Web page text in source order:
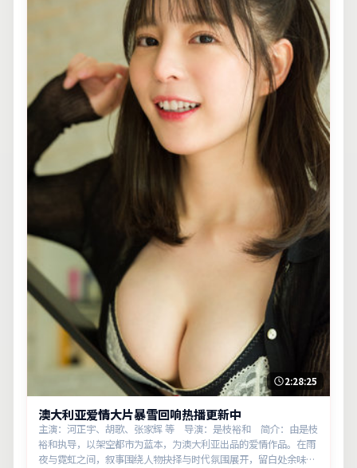
2:28:25
澳大利亚爱情大片暴雪回响热播更新中
主演：河正宇、胡歌、张家辉 等 导演：是枝裕和 简介：由是枝
裕和执导，以架空都市为蓝本，为澳大利亚出品的爱情作品。在雨
夜与霓虹之间，叙事围绕人物抉择与时代氛围展开，留白处余味悠